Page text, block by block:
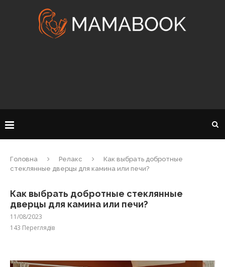
Головна Релакс
Как выбрать добротные
стеклянные дверцы для камина или печи?
Как выбрать добротные стеклянные
дверцы для камина или печи?
11/08/2023
143 Переглядів